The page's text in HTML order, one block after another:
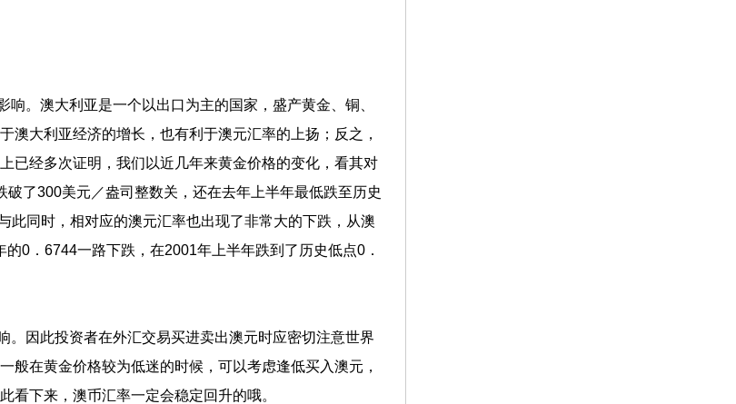
。澳大利亚是一个以出口为主的国家，盛产黄金、铜、
大利亚经济的增长，也有利于澳元汇率的上扬；反之，
已经多次证明，我们以近几年来黄金价格的变化，看其对
了300美元／盎司整数关，还在去年上半年最低跌至历史
同时，相对应的澳元汇率也出现了非常大的下跌，从澳
0．6744一路下跌，在2001年上半年跌到了历史低点0．
因此投资者在外汇交易买进卖出澳元时应密切注意世界
在黄金价格较为低迷的时候，可以考虑逢低买入澳元，
看下来，澳币汇率一定会稳定回升的哦。